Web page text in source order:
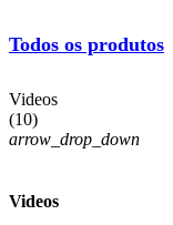
Todos os produtos
Videos
(10)
arrow_drop_down
Videos